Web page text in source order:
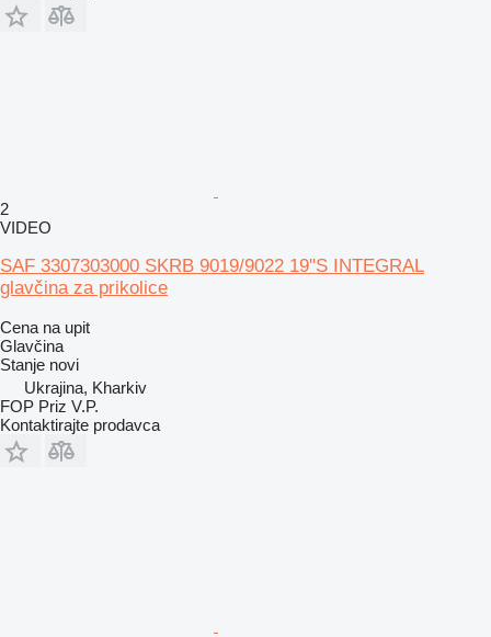
2
VIDEO
SAF 3307303000 SKRB 9019/9022 19''Ѕ INTEGRAL
glavčina za prikolice
Cena na upit
Glavčina
Stanje novi
Ukrajina, Kharkiv
FOP Priz V.P.
Kontaktirajte prodavca